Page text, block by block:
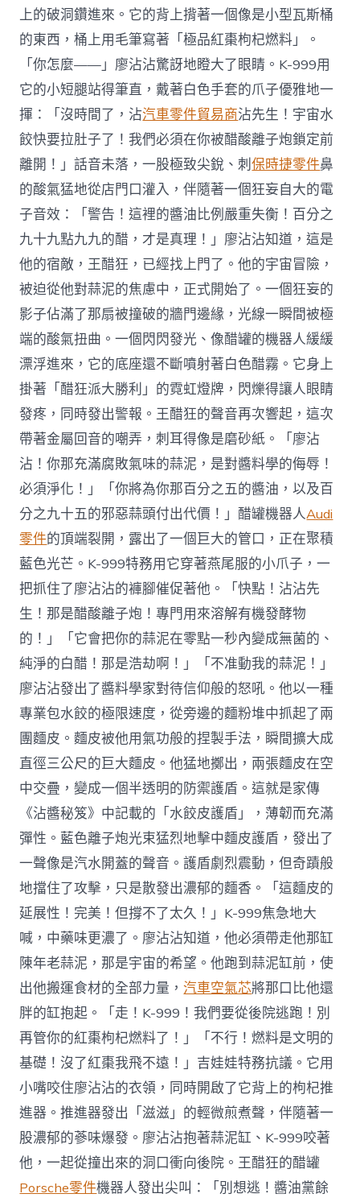
上的破洞鑽進來。它的背上揹著一個像是小型瓦斯桶
的東西，桶上用毛筆寫著「極品紅棗枸杞燃料」。
「你怎麼——」廖沾沾驚訝地瞪大了眼睛。K-999用
它的小短腿站得筆直，戴著白色手套的爪子優雅地一
揮：「沒時間了，沾汽車零件貿易商沾先生！宇宙水
餃快要拉肚子了！我們必須在你被醋酸離子炮鎖定前
離開！」話音未落，一股極致尖銳、刺保時捷零件鼻
的酸氣猛地從店門口灌入，伴隨著一個狂妄自大的電
子音效：「警告！這裡的醬油比例嚴重失衡！百分之
九十九點九九的醋，才是真理！」廖沾沾知道，這是
他的宿敵，王醋狂，已經找上門了。他的宇宙冒險，
被迫從他對蒜泥的焦慮中，正式開始了。一個狂妄的
影子佔滿了那扇被撞破的牆門邊緣，光線一瞬間被極
端的酸氣扭曲。一個閃閃發光、像醋罐的機器人緩緩
漂浮進來，它的底座還不斷噴射著白色醋霧。它身上
掛著「醋狂派大勝利」的霓虹燈牌，閃爍得讓人眼睛
發疼，同時發出警報。王醋狂的聲音再次響起，這次
帶著金屬回音的嘲弄，刺耳得像是磨砂紙。「廖沾
沾！你那充滿腐敗氣味的蒜泥，是對醬料學的侮辱！
必須淨化！」「你將為你那百分之五的醬油，以及百
分之九十五的邪惡蒜頭付出代價！」醋罐機器人Audi
零件的頂端裂開，露出了一個巨大的管口，正在聚積
藍色光芒。K-999特務用它穿著燕尾服的小爪子，一
把抓住了廖沾沾的褲腳催促著他。「快點！沾沾先
生！那是醋酸離子炮！專門用來溶解有機發酵物
的！」「它會把你的蒜泥在零點一秒內變成無菌的、
純淨的白醋！那是浩劫啊！」「不准動我的蒜泥！」
廖沾沾發出了醬料學家對待信仰般的怒吼。他以一種
專業包水餃的極限速度，從旁邊的麵粉堆中抓起了兩
團麵皮。麵皮被他用氣功般的捏製手法，瞬間擴大成
直徑三公尺的巨大麵皮。他猛地擲出，兩張麵皮在空
中交疊，變成一個半透明的防禦護盾。這就是家傳
《沾醬秘笈》中記載的「水餃皮護盾」，薄韌而充滿
彈性。藍色離子炮光束猛烈地擊中麵皮護盾，發出了
一聲像是汽水開蓋的聲音。護盾劇烈震動，但奇蹟般
地擋住了攻擊，只是散發出濃郁的麵香。「這麵皮的
延展性！完美！但撐不了太久！」K-999焦急地大
喊，中藥味更濃了。廖沾沾知道，他必須帶走他那缸
陳年老蒜泥，那是宇宙的希望。他跑到蒜泥缸前，使
出他搬運食材的全部力量，汽車空氣芯將那口比他還
胖的缸抱起。「走！K-999！我們要從後院逃跑！別
再管你的紅棗枸杞燃料了！」「不行！燃料是文明的
基礎！沒了紅棗我飛不遠！」吉娃娃特務抗議。它用
小嘴咬住廖沾沾的衣領，同時開啟了它背上的枸杞推
進器。推進器發出「滋滋」的輕微煎煮聲，伴隨著一
股濃郁的蔘味爆發。廖沾沾抱著蒜泥缸、K-999咬著
他，一起從撞出來的洞口衝向後院。王醋狂的醋罐
Porsche零件機器人發出尖叫：「別想逃！醬油黨餘